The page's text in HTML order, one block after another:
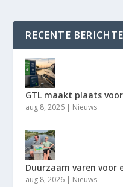
RECENTE
GTL maakt plaats voor
aug 8, 2026 | Nieuws
Duurzaam varen voor
aug 8, 2026 | Nieuws